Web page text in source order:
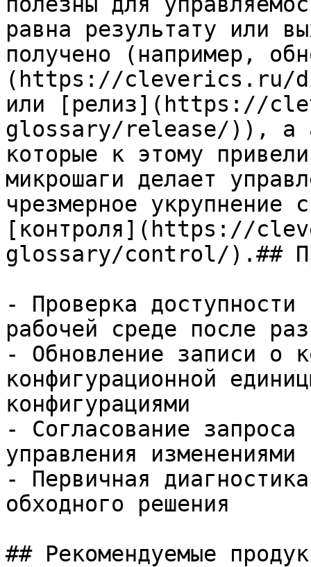
равна результату или
получено (например,
(https://cleverics.ru/
или [релиз](https://
glossary/release/)), а
которые к этому
микрошаги делает
чрезмерное укрупнение
[контроля](https://
glossary/control/).##
- Проверка доступности
рабочей среде после
- Обновление записи о
конфигурационной
конфигурациями
- Согласование
управления изменениями
- Первичная
обходного решения
## Рекомендуемые